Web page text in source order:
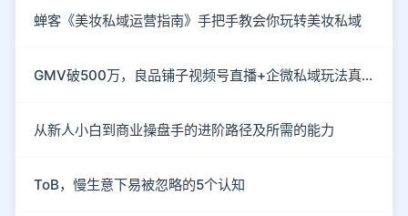
蝉客《美妆私域运营指南》手把手教会你玩转美妆私域
GMV破500万，良品铺子视频号直播+企微私域玩法真硬核
从新人小白到商业操盘手的进阶路径及所需的能力
ToB，慢生意下易被忽略的5个认知